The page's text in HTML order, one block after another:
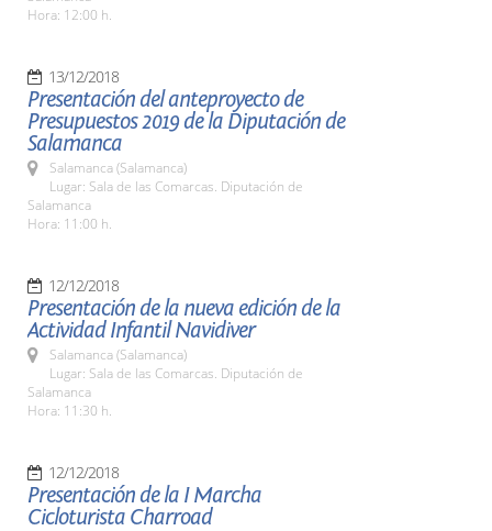
Hora: 12:00 h.
13/12/2018
Presentación del anteproyecto de
Presupuestos 2019 de la Diputación de
Salamanca
Salamanca (Salamanca)
Lugar: Sala de las Comarcas. Diputación de
Salamanca
Hora: 11:00 h.
12/12/2018
Presentación de la nueva edición de la
Actividad Infantil Navidiver
Salamanca (Salamanca)
Lugar: Sala de las Comarcas. Diputación de
Salamanca
Hora: 11:30 h.
12/12/2018
Presentación de la I Marcha
Cicloturista Charroad